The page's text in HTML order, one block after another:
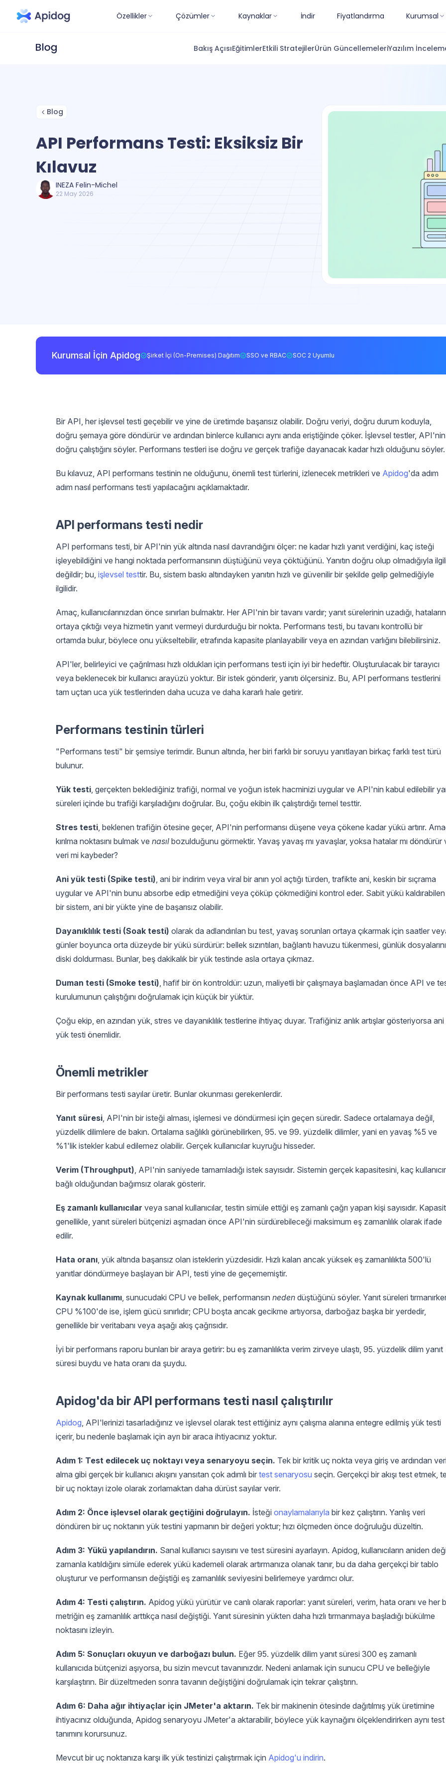
Özellikler Çözümler Kaynaklar İndir Fiyatlandırma Kurumsal
Bakış AçısıEğitimlerEtkili StratejilerÜrün GüncellemeleriYazılım
Blog
API Performans Testi: Eksiksiz Bir
Kılavuz
INEZA Felin-Michel
22 May 2026
Kurumsal İçin Apidog Şirket İçi (On-Premises) Dağıtım SSO ve RBAC SOC 2 Uyumlu
Bir API, her işlevsel testi geçebilir ve yine de üretimde başarısız olabilir. Doğru veriyi, doğru durum koduyla,
doğru şemaya göre döndürür ve ardından binlerce kullanıcı aynı anda eriştiğinde çöker. İşlevsel testler, API'nin
doğru çalıştığını söyler. Performans testleri ise doğru ve gerçek trafiğe dayanacak kadar hızlı olduğunu söyler.
Bu kılavuz, API performans testinin ne olduğunu, önemli test türlerini, izlenecek metrikleri ve Apidog'da adım
adım nasıl performans testi yapılacağını açıklamaktadır.
API performans testi nedir
API performans testi, bir API'nin yük altında nasıl davrandığını ölçer: ne kadar hızlı yanıt verdiğini, kaç isteği
işleyebildiğini ve hangi noktada performansının düştüğünü veya çöktüğünü. Yanıtın doğru olup olmadığıyla ilgili
değildir; bu, işlevsel testtir. Bu, sistem baskı altındayken yanıtın hızlı ve güvenilir bir şekilde gelip gelmediğiyle
ilgilidir.
Amaç, kullanıcılarınızdan önce sınırları bulmaktır. Her API'nin bir tavanı vardır; yanıt sürelerinin uzadığı, hataların
ortaya çıktığı veya hizmetin yanıt vermeyi durdurduğu bir nokta. Performans testi, bu tavanı kontrollü bir
ortamda bulur, böylece onu yükseltebilir, etrafında kapasite planlayabilir veya en azından varlığını bilebilirsiniz.
API'ler, belirleyici ve çağrılması hızlı oldukları için performans testi için iyi bir hedeftir. Oluşturulacak bir tarayıcı
veya beklenecek bir kullanıcı arayüzü yoktur. Bir istek gönderir, yanıtı ölçersiniz. Bu, API performans testlerini
tam uçtan uca yük testlerinden daha ucuza ve daha kararlı hale getirir.
Performans testinin türleri
"Performans testi" bir şemsiye terimdir. Bunun altında, her biri farklı bir soruyu yanıtlayan birkaç farklı test türü
bulunur.
Yük testi , gerçekten beklediğiniz trafiği, normal ve yoğun istek hacminizi uygular ve API'nin kabul edilebilir
süreleri içinde bu trafiği karşıladığını doğrular. Bu, çoğu ekibin ilk çalıştırdığı temel testtir.
Stres testi , beklenen trafiğin ötesine geçer, API'nin performansı düşene veya çökene kadar yükü artırır.
kırılma noktasını bulmak ve nasıl bozulduğunu görmektir. Yavaş yavaş mı yavaşlar, yoksa hatalar mı döndürür
veri mi kaybeder?
Ani yük testi (Spike testi) , ani bir indirim veya viral bir anın yol açtığı türden, trafikte ani, keskin bir sıçrama
uygular ve API'nin bunu absorbe edip etmediğini veya çöküp çökmediğini kontrol eder. Sabit yükü kaldırabilen
bir sistem, ani bir yükte yine de başarısız olabilir.
Dayanıklılık testi (Soak testi) olarak da adlandırılan bu test, yavaş sorunları ortaya çıkarmak için saatler
günler boyunca orta düzeyde bir yükü sürdürür: bellek sızıntıları, bağlantı havuzu tükenmesi, günlük
diski doldurması. Bunlar, beş dakikalık bir yük testinde asla ortaya çıkmaz.
Duman testi (Smoke testi) , hafif bir ön kontroldür: uzun, maliyetli bir çalışmaya başlamadan önce API ve
kurulumunun çalıştığını doğrulamak için küçük bir yüktür.
Çoğu ekip, en azından yük, stres ve dayanıklılık testlerine ihtiyaç duyar. Trafiğiniz anlık artışlar gösteriyorsa ani
yük testi önemlidir.
Önemli metrikler
Bir performans testi sayılar üretir. Bunlar okunması gerekenlerdir.
Yanıt süresi , API'nin bir isteği alması, işlemesi ve döndürmesi için geçen süredir. Sadece ortalamaya değil,
yüzdelik dilimlere de bakın. Ortalama sağlıklı görünebilirken, 95. ve 99. yüzdelik dilimler, yani en yavaş %5 ve
%1'lik istekler kabul edilemez olabilir. Gerçek kullanıcılar kuyruğu hisseder.
Verim (Throughput) , API'nin saniyede tamamladığı istek sayısıdır. Sistemin gerçek kapasitesini, kaç
bağlı olduğundan bağımsız olarak gösterir.
Eş zamanlı kullanıcılar veya sanal kullanıcılar, testin simüle ettiği eş zamanlı çağrı yapan kişi sayısıdır.
genellikle, yanıt süreleri bütçenizi aşmadan önce API'nin sürdürebileceği maksimum eş zamanlılık olarak ifade
edilir.
Hata oranı , yük altında başarısız olan isteklerin yüzdesidir. Hızlı kalan ancak yüksek eş zamanlılıkta 500'lü
yanıtlar döndürmeye başlayan bir API, testi yine de geçememiştir.
Kaynak kullanımı , sunucudaki CPU ve bellek, performansın neden düştüğünü söyler. Yanıt süreleri
CPU %100'de ise, işlem gücü sınırlıdır; CPU boşta ancak gecikme artıyorsa, darboğaz başka bir yerdedir,
genellikle bir veritabanı veya aşağı akış çağrısıdır.
İyi bir performans raporu bunları bir araya getirir: bu eş zamanlılıkta verim zirveye ulaştı, 95. yüzdelik dilim yanıt
süresi buydu ve hata oranı da şuydu.
Apidog'da bir API performans testi nasıl çalıştırılır
Apidog , API'lerinizi tasarladığınız ve işlevsel olarak test ettiğiniz aynı çalışma alanına entegre edilmiş yük testi
içerir, bu nedenle başlamak için ayrı bir araca ihtiyacınız yoktur.
Adım 1: Test edilecek uç noktayı veya senaryoyu seçin. Tek bir kritik uç nokta veya giriş ve ardından veri
alma gibi gerçek bir kullanıcı akışını yansıtan çok adımlı bir test senaryosu seçin. Gerçekçi bir akışı test etmek,
bir uç noktayı izole olarak zorlamaktan daha dürüst sayılar verir.
Adım 2: Önce işlevsel olarak geçtiğini doğrulayın. İsteği onaylamalarıyla bir kez çalıştırın. Yanlış veri
döndüren bir uç noktanın yük testini yapmanın bir değeri yoktur; hızı ölçmeden önce doğruluğu düzeltin.
Adım 3: Yükü yapılandırın. Sanal kullanıcı sayısını ve test süresini ayarlayın. Apidog, kullanıcıların aniden
zamanla katıldığını simüle ederek yükü kademeli olarak artırmanıza olanak tanır, bu da daha gerçekçi bir tablo
oluşturur ve performansın değiştiği eş zamanlılık seviyesini belirlemeye yardımcı olur.
Adım 4: Testi çalıştırın. Apidog yükü yürütür ve canlı olarak raporlar: yanıt süreleri, verim, hata oranı ve her
metriğin eş zamanlılık arttıkça nasıl değiştiği. Yanıt süresinin yükten daha hızlı tırmanmaya başladığı bükülme
noktasını izleyin.
Adım 5: Sonuçları okuyun ve darboğazı bulun. Eğer 95. yüzdelik dilim yanıt süresi 300 eş zamanlı
kullanıcıda bütçenizi aşıyorsa, bu sizin mevcut tavanınızdır. Nedeni anlamak için sunucu CPU ve belleğiyle
karşılaştırın. Bir düzeltmeden sonra tavanın değiştiğini doğrulamak için tekrar çalıştırın.
Adım 6: Daha ağır ihtiyaçlar için JMeter'a aktarın. Tek bir makinenin ötesinde dağıtılmış yük üretimine
ihtiyacınız olduğunda, Apidog senaryoyu JMeter'a aktarabilir, böylece yük kaynağını ölçeklendirirken aynı test
tanımını korursunuz.
Mevcut bir uç noktanıza karşı ilk yük testinizi çalıştırmak için Apidog'u indirin.